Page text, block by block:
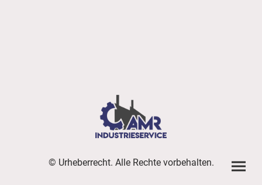
© Urheberrecht. Alle Rechte vorbehalten.